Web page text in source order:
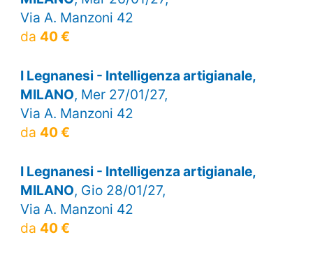
Via A. Manzoni 42
da 40 €
I Legnanesi - Intelligenza artigianale,
MILANO, Mer 27/01/27,
Via A. Manzoni 42
da 40 €
I Legnanesi - Intelligenza artigianale,
MILANO, Gio 28/01/27,
Via A. Manzoni 42
da 40 €